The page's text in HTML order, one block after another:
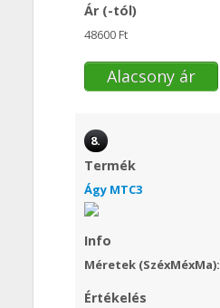
Ár (-tól)
48600 Ft
Alacsony ár
8.
Termék
Ágy MTC3
Info
Méretek (SzéxMéxMa):
Értékelés